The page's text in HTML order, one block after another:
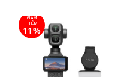
GIẢM
THÊM
11%